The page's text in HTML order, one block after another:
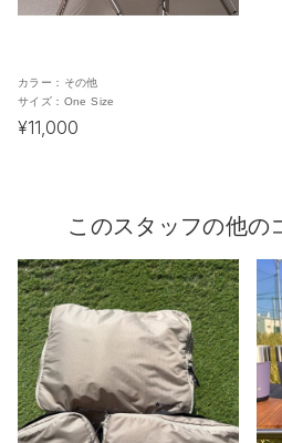
カラー： その他
サイズ： One Size
¥11,000
このスタッフの他の